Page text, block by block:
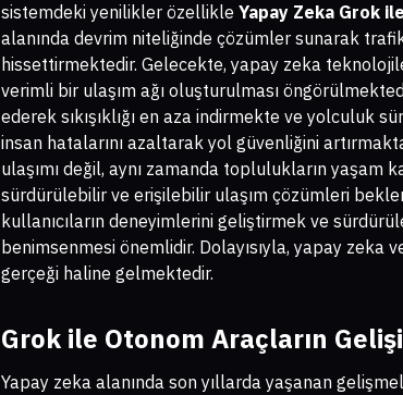
sistemdeki yenilikler özellikle Yapay Zeka Grok
alanında devrim niteliğinde çözümler sunarak
hissettirmektedir. Gelecekte, yapay zeka
verimli bir ulaşım ağı oluşturulması
ederek sıkışıklığı en aza indirmekte ve yolculuk
insan hatalarını azaltarak yol güvenliğini
ulaşımı değil, aynı zamanda toplulukların
sürdürülebilir ve erişilebilir ulaşım çözümleri
kullanıcıların deneyimlerini geliştirmek ve
benimsenmesi önemlidir. Dolayısıyla, yapay zeka
gerçeği haline gelmektedir.
Grok ile Otonom Araçların
Yapay zeka alanında son yıllarda yaşanan